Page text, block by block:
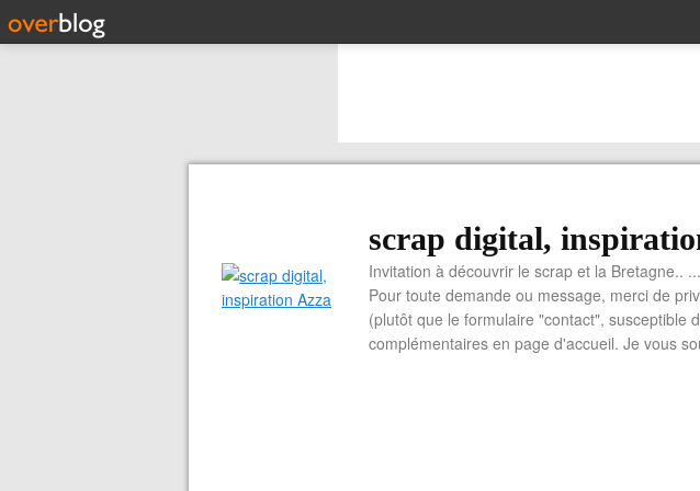
scrap digital,
Invitation à découvrir le scrap et la Bretagne..
Pour toute demande ou message, merci de
(plutôt que le formulaire "contact", susceptible
complémentaires en page d'accueil. Je vous